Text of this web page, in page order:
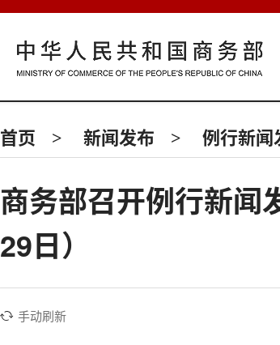
首页 > 新闻发布 > 例行新闻
商务部召开例行新闻
29日）
手动刷新